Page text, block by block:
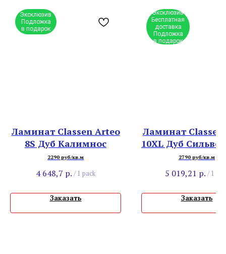
Эксклюзив
Подложка
в подарок
Ламинат Classen Arteo
8S Дуб Калимнос
2290 руб/кв.м
4 648,7 р. / 1 pack
Заказать
Эксклюзив
Бесплатная
доставка
Подложка
в подарок
Ламинат Classen
10XL Дуб
2790 руб/кв.м
5 019,21 р. / 1
Заказать